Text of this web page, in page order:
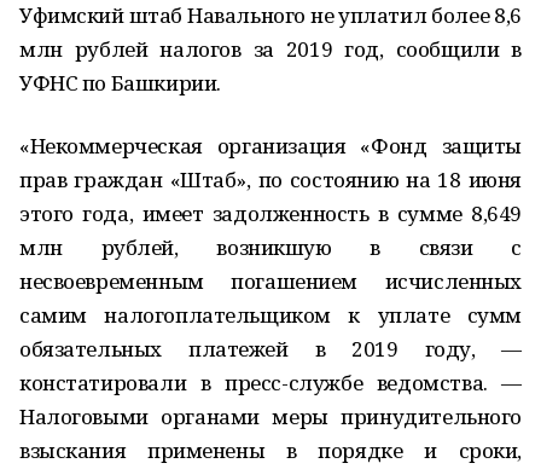
Уфимский штаб Навального не уплатил более 8,6
млн рублей налогов за 2019 год, сообщили в
УФНС по Башкирии.
«Некоммерческая организация «Фонд защиты
прав граждан «Штаб», по состоянию на 18 июня
этого года, имеет задолженность в сумме 8,649
млн рублей, возникшую в связи с
несвоевременным погашением исчисленных
самим налогоплательщиком к уплате сумм
обязательных платежей в 2019 году, —
констатировали в пресс-службе ведомства. —
Налоговыми органами меры принудительного
взыскания применены в порядке и сроки,